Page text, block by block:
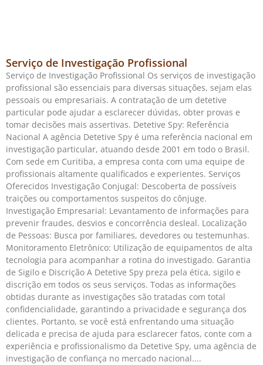
Serviço de Investigação Profissional
Serviço de Investigação Profissional Os serviços de investigação
profissional são essenciais para diversas situações, sejam elas
pessoais ou empresariais. A contratação de um detetive
particular pode ajudar a esclarecer dúvidas, obter provas e
tomar decisões mais assertivas. Detetive Spy: Referência
Nacional A agência Detetive Spy é uma referência nacional em
investigação particular, atuando desde 2001 em todo o Brasil.
Com sede em Curitiba, a empresa conta com uma equipe de
profissionais altamente qualificados e experientes. Serviços
Oferecidos Investigação Conjugal: Descoberta de possíveis
traições ou comportamentos suspeitos do cônjuge.
Investigação Empresarial: Levantamento de informações para
prevenir fraudes, desvios e concorrência desleal. Localização
de Pessoas: Busca por familiares, devedores ou testemunhas.
Monitoramento Eletrônico: Utilização de equipamentos de alta
tecnologia para acompanhar a rotina do investigado. Garantia
de Sigilo e Discrição A Detetive Spy preza pela ética, sigilo e
discrição em todos os seus serviços. Todas as informações
obtidas durante as investigações são tratadas com total
confidencialidade, garantindo a privacidade e segurança dos
clientes. Portanto, se você está enfrentando uma situação
delicada e precisa de ajuda para esclarecer fatos, conte com a
experiência e profissionalismo da Detetive Spy, uma agência de
investigação de confiança no mercado nacional.